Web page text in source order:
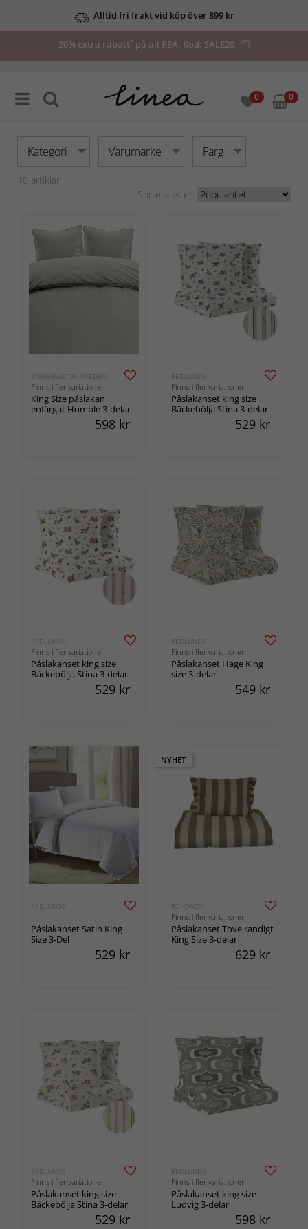
Alltid fri frakt vid köp över 899 kr
20% extra rabatt*på all REA. Kod: SALE20
0 0
Kategori Varumärke Färg
10 artiklar
Sortera efter:
BORGANÄS OF SWEDEN
Finns i fler variationer
King Size påslakan
enfärgat Humble 3-delar
598 kr
REDLUNDS
Finns i fler variationer
Påslakanset king size
Bäckebölja Stina 3-delar
529 kr
REDLUNDS
Finns i fler variationer
Påslakanset king size
Bäckebölja Stina 3-delar
529 kr
REDLUNDS
Finns i fler variationer
Påslakanset Hage King
size 3-delar
549 kr
REDLUNDS
Påslakanset Satin King
Size 3-Del
529 kr
NYHET
FONDACO
Finns i fler variationer
Påslakanset Tove randigt
King Size 3-delar
629 kr
REDLUNDS
Finns i fler variationer
Påslakanset king size
Bäckebölja Stina 3-delar
529 kr
REDLUNDS
Finns i fler variationer
Påslakanset king size
Ludvig 3-delar
598 kr